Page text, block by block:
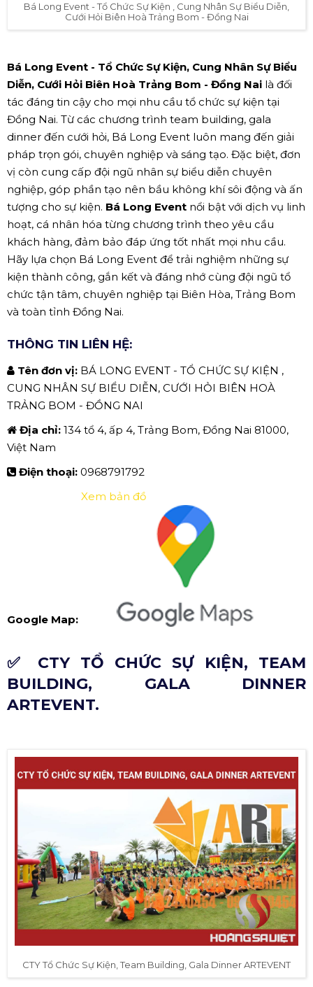
Bá Long Event - Tổ Chức Sự Kiện , Cung Nhân Sự Biểu Diễn,
Cưới Hỏi Biên Hoà Trảng Bom - Đồng Nai
Bá Long Event - Tổ Chức Sự Kiện, Cung Nhân Sự Biểu
Diễn, Cưới Hỏi Biên Hoà Trảng Bom - Đồng Nai là đối
tác đáng tin cậy cho mọi nhu cầu tổ chức sự kiện tại
Đồng Nai. Từ các chương trình team building, gala
dinner đến cưới hỏi, Bá Long Event luôn mang đến giải
pháp trọn gói, chuyên nghiệp và sáng tạo. Đặc biệt, đơn
vị còn cung cấp đội ngũ nhân sự biểu diễn chuyên
nghiệp, góp phần tạo nên bầu không khí sôi động và ấn
tượng cho sự kiện. Bá Long Event nổi bật với dịch vụ linh
hoạt, cá nhân hóa từng chương trình theo yêu cầu
khách hàng, đảm bảo đáp ứng tốt nhất mọi nhu cầu.
Hãy lựa chọn Bá Long Event để trải nghiệm những sự
kiện thành công, gắn kết và đáng nhớ cùng đội ngũ tổ
chức tận tâm, chuyên nghiệp tại Biên Hòa, Trảng Bom
và toàn tỉnh Đồng Nai.
THÔNG TIN LIÊN HỆ:
Tên đơn vị: BÁ LONG EVENT - TỔ CHỨC SỰ KIỆN ,
CUNG NHÂN SỰ BIỂU DIỄN, CƯỚI HỎI BIÊN HOÀ
TRẢNG BOM - ĐỒNG NAI
Địa chỉ: 134 tổ 4, ấp 4, Trảng Bom, Đồng Nai 81000,
Việt Nam
Điện thoại: 0968791792
Google Map:
Xem bản đồ
✅ CTY TỔ CHỨC SỰ KIỆN, TEAM
BUILDING, GALA DINNER
ARTEVENT.
CTY Tổ Chức Sự Kiện, Team Building, Gala Dinner ARTEVENT